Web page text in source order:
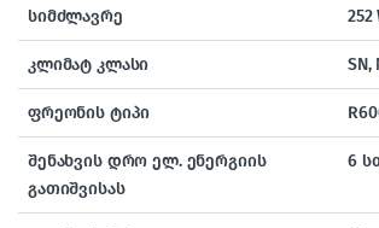
სიმძლავრე 252
კლიმატ კლასი SN,
ფრეონის ტიპი
შენახვის დრო ელ. ენერგიის
გათიშვისას
6